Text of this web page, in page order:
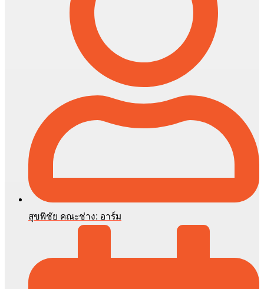
สุขพิชัย คณะช่าง: อาร์ม